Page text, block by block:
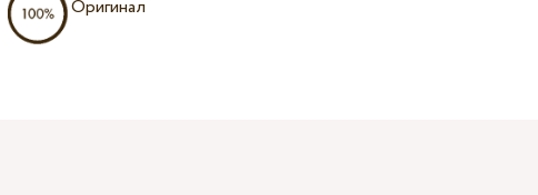
Оригинал